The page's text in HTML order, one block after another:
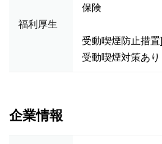
福利厚生
保険
受動喫煙防止措置]
受動喫煙対策あり
企業情報